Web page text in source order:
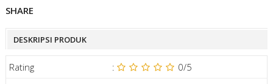
SHARE
DESKRIPSI PRODUK
Rating : 0/5